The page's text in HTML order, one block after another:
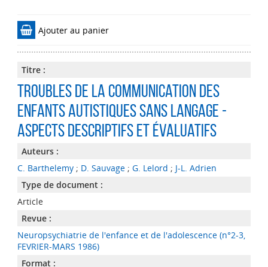
Ajouter au panier
Titre :
Troubles de la communication des
enfants autistiques sans langage -
Aspects descriptifs et évaluatifs
Auteurs :
C. Barthelemy; D. Sauvage; G. Lelord ; J-L. Adrien
Type de document :
Article
Revue :
Neuropsychiatrie de l'enfance et de l'adolescence (n°2-3,
FEVRIER-MARS 1986)
Format :